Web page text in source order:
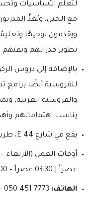
لتعلم الأساسيات
مع الخيل، ويُعَدُّ
ويقدمون توجيهًا
تطوير قدراتهم
بالإضافة إلى دروس
للفروسية أيضًا برامج
والفروسية الغربية،
يناسب اهتماماتهم
يقع في شارع E 44، طريق العوير
عصراً | 03:30 عصراً – 06:00 مساءً.
الهاتف: